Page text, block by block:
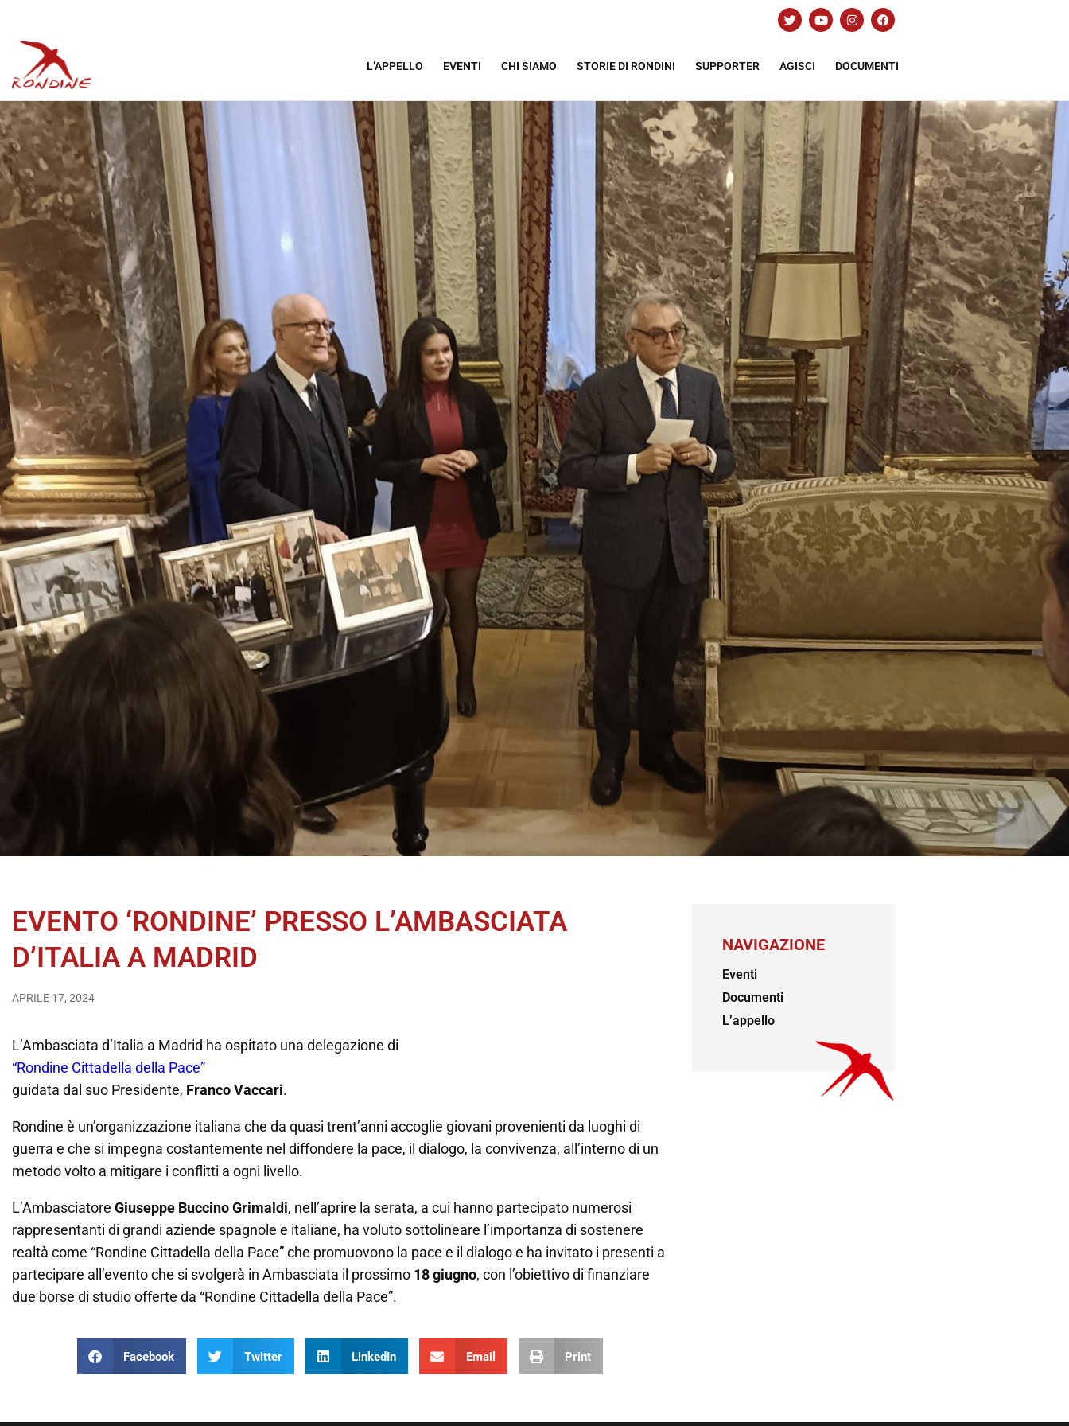
L’APPELLO EVENTI CHI SIAMO STORIE DI RONDINI SUPPORTER AGISCI DOCUMENTI
EVENTO ‘RONDINE’ PRESSO L’AMBASCIATA
D’ITALIA A MADRID
APRILE 17, 2024
L’Ambasciata d’Italia a Madrid ha ospitato una delegazione di
“Rondine Cittadella della Pace”
guidata dal suo Presidente, Franco Vaccari.
Rondine è un’organizzazione italiana che da quasi trent’anni accoglie giovani provenienti da luoghi di
guerra e che si impegna costantemente nel diffondere la pace, il dialogo, la convivenza, all’interno di un
metodo volto a mitigare i conflitti a ogni livello.
L’Ambasciatore Giuseppe Buccino Grimaldi, nell’aprire la serata, a cui hanno partecipato numerosi
rappresentanti di grandi aziende spagnole e italiane, ha voluto sottolineare l’importanza di sostenere
realtà come “Rondine Cittadella della Pace” che promuovono la pace e il dialogo e ha invitato i presenti a
partecipare all’evento che si svolgerà in Ambasciata il prossimo 18 giugno, con l’obiettivo di finanziare
due borse di studio offerte da “Rondine Cittadella della Pace”.
Facebook Twitter LinkedIn Email Print
NAVIGAZIONE
Eventi
Documenti
L’appello